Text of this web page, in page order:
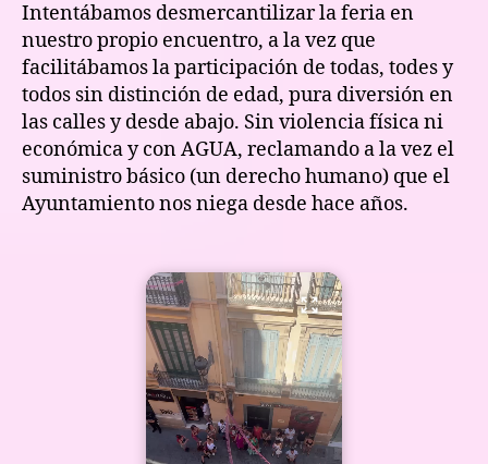
Intentábamos desmercantilizar la feria en
nuestro propio encuentro, a la vez que
facilitábamos la participación de todas, todes y
todos sin distinción de edad, pura diversión en
las calles y desde abajo. Sin violencia física ni
económica y con AGUA, reclamando a la vez el
suministro básico (un derecho humano) que el
Ayuntamiento nos niega desde hace años.